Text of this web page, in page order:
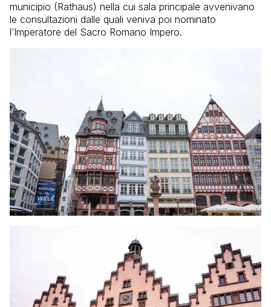
municipio (Rathaus) nella cui sala principale avvenivano
le consultazioni dalle quali veniva poi nominato
l’Imperatore del Sacro Romano Impero.